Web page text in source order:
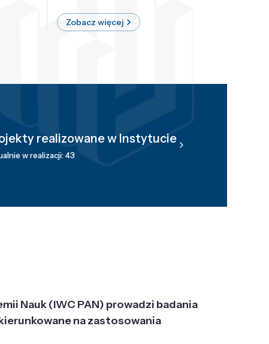
Zobacz więcej
realizowane w Instytucie
w realizacji: 43
Nauk (IWC PAN) prowadzi badania
na zastosowania